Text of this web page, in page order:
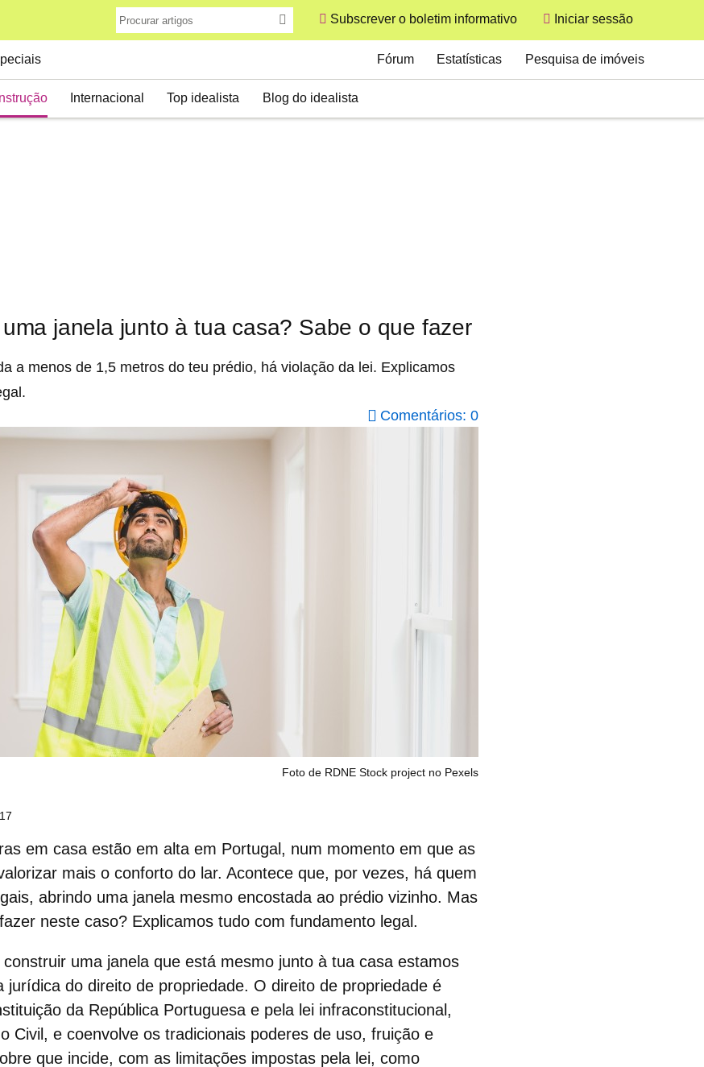
Subscrever o boletim informativo
User
Iniciar sessão
Internacional Top idealista Blog do idealista
Secondary
Fórum Estatísticas Pesquisa de imóveis
janela junto à tua casa? Sabe o que fazer
a menos de 1,5 metros do teu prédio, há violação da lei. Explicamos
Comentários: 0
Foto de RDNE Stock project no Pexels
em casa estão em alta em Portugal, num momento em que as
mais o conforto do lar. Acontece que, por vezes, há quem
, abrindo uma janela mesmo encostada ao prédio vizinho. Mas
neste caso? Explicamos tudo com fundamento legal.
construir uma janela que está mesmo junto à tua casa estamos
jurídica do direito de propriedade. O direito de propriedade é
da República Portuguesa e pela lei infraconstitucional,
Civil, e coenvolve os tradicionais poderes de uso, fruição e
que incide, com as limitações impostas pela lei, como